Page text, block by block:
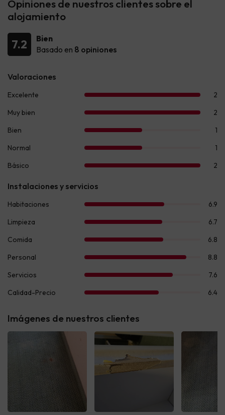
Opiniones de nuestros clientes sobre el
alojamiento
7.2
Bien
Basado en 8 opiniones
Imágenes de nuestros clientes